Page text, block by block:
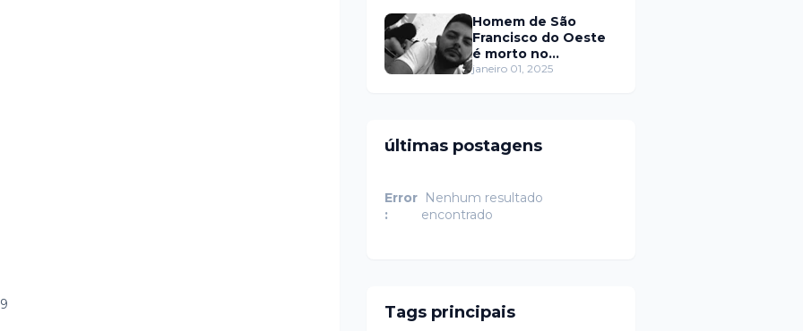
Homem de São
Francisco do Oeste
é morto no
município de
janeiro 01, 2025
últimas postagens
Error
:
Nenhum resultado
encontrado
Tags principais